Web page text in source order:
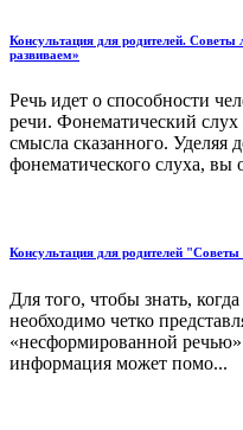
Консультация для родителей.
развиваем»
Речь идет о способности
речи. Фонематический слух
смысла сказанного. Уделяя
фонематического слуха, вы
Консультация для родителей "Советы
Для того, чтобы знать,
необходимо четко
«несформированной
информация может помо...